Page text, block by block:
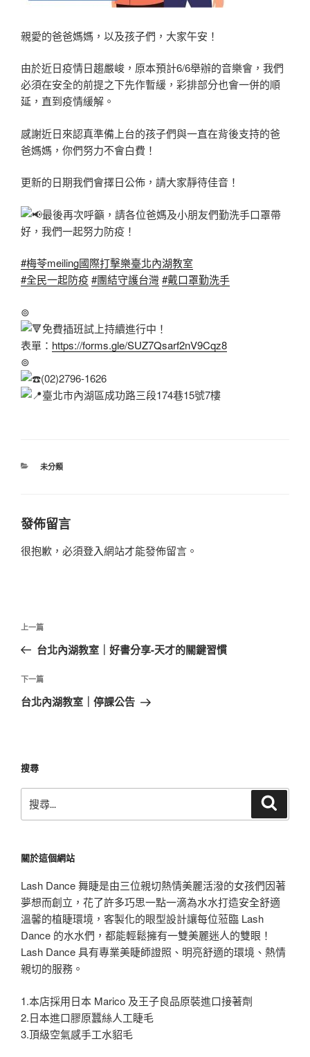
親愛的爸爸媽媽，以及孩子們，大家午安！
由於近日疫情日趨嚴峻，原本預計6/6舉辦的音樂會，我們
必須在安全的前提之下先作暫緩，彩排部分也會一併的順
延，直到疫情緩解。
感謝近日來認真準備上台的孩子們與一直在背後支持的爸
爸媽媽，你們努力不會白費！
更新的日期我們會擇日公佈，請大家靜待佳音！
最後再次呼籲，請各位爸媽及小朋友們勤洗手口罩帶
好，我們一起努力防疫！
#梅苓meiling國際打擊樂臺北內湖教室
#全民一起防疫#團結守護台灣 #戴口罩勤洗手
⊚
免費插班試上持續進行中！
表單： https://forms.gle/SUZ7Qsarf2nV9Cqz8
⊚
(02)2796-1626
臺北市內湖區成功路三段174巷15號7樓
分
未分類
發佈留言
很抱歉，必須登入網站才能發佈留言。
文
導
覽
上
一
文
章
上一篇
台北內湖教室｜好書分享-天才的關鍵習慣
下
一
下一篇
台北內湖教室｜停課公告
搜尋
尋
字:
關於這個網站
Lash Dance 舞睫是由三位親切熱情美麗活潑的女孩們因著
夢想而創立，花了許多巧思一點一滴為水水打造安全舒適
溫馨的植睫環境，客製化的眼型設計讓每位蒞臨 Lash
Dance 的水水們，都能輕鬆擁有一雙美麗迷人的雙眼！
Lash Dance 具有專業美睫師證照、明亮舒適的環境、熱情
親切的服務。
1.本店採用日本 Marico 及王子良品原裝進口接著劑
2.日本進口膠原蠶絲人工睫毛
3.頂級空氣感手工水貂毛